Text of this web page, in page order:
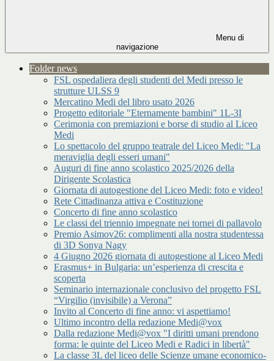
Menu di
navigazione
Folder news
FSL ospedaliera degli studenti del Medi presso le
strutture ULSS 9
Mercatino Medi del libro usato 2026
Progetto editoriale "Eternamente bambini" 1L-3I
Cerimonia con premiazioni e borse di studio al Liceo
Medi
Lo spettacolo del gruppo teatrale del Liceo Medi: "La
meraviglia degli esseri umani"
Auguri di fine anno scolastico 2025/2026 della
Dirigente Scolastica
Giornata di autogestione del Liceo Medi: foto e video!
Rete Cittadinanza attiva e Costituzione
Concerto di fine anno scolastico
Le classi del triennio impegnate nei tornei di pallavolo
Premio Asimov26: complimenti alla nostra studentessa
di 3D Sonya Nagy
4 Giugno 2026 giornata di autogestione al Liceo Medi
Erasmus+ in Bulgaria: un’esperienza di crescita e
scoperta
Seminario internazionale conclusivo del progetto FSL
“Virgilio (invisibile) a Verona”
Invito al Concerto di fine anno: vi aspettiamo!
Ultimo incontro della redazione Medi@vox
Dalla redazione Medi@vox "I diritti umani prendono
forma: le quinte del Liceo Medi e Radici in libertà"
La classe 3L del liceo delle Scienze umane economico-